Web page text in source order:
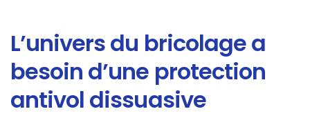
L’univers du bricolage a
besoin d’une protection
antivol dissuasive